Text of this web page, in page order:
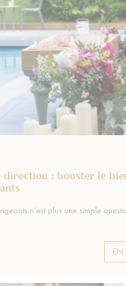
direction : booster le
n’est plus une simple
EN